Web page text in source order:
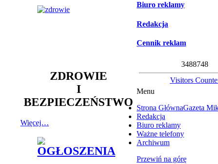
ZDROWIE
I
BEZPIECZEŃSTWO
Więcej…
Biuro reklamy
Redakcja
Cennik reklam
3488748
Visitors
Menu
Strona GłównaGazeta
Redakcja
Biuro reklamy
Ważne telefony
Archiwum
Przewiń na górę